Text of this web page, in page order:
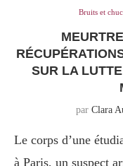
Bruits et
SUR LA
par Clara
Le corps d’une
à Paris, un suspect